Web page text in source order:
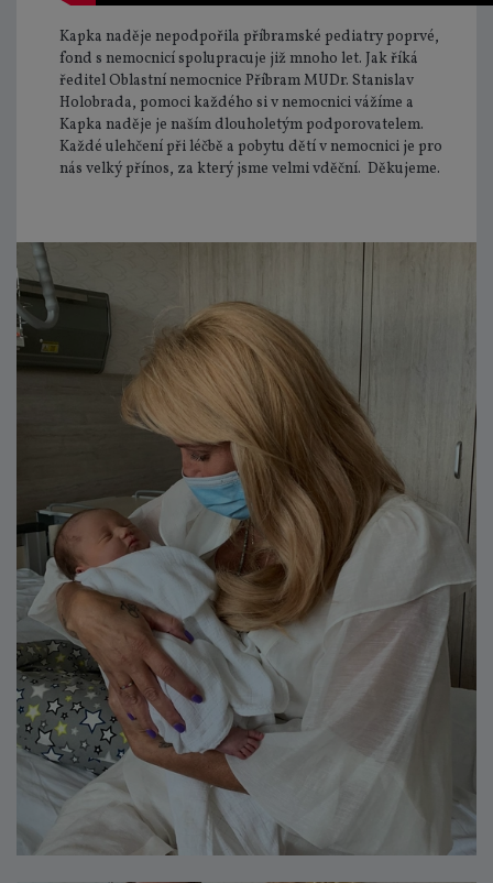
Kapka naděje nepodpořila příbramské pediatry poprvé,
fond s nemocnicí spolupracuje již mnoho let. Jak říká
ředitel Oblastní nemocnice Příbram MUDr. Stanislav
Holobrada, pomoci každého si v nemocnici vážíme a
Kapka naděje je naším dlouholetým podporovatelem.
Každé ulehčení při léčbě a pobytu dětí v nemocnici je pro
nás velký přínos, za který jsme velmi vděční. Děkujeme.